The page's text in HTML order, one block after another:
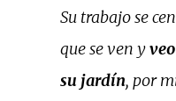
Su trabajo se
que se ven y
su jardín, por